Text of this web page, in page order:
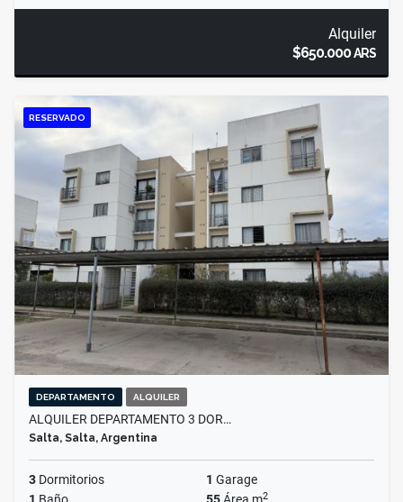
Alquiler
$650.000ARS
RESERVADO
DEPARTAMENTO ALQUILER
ALQUILER DEPARTAMENTO 3 DOR…
Salta, Salta, Argentina
3 Dormitorios 1 Garage
2